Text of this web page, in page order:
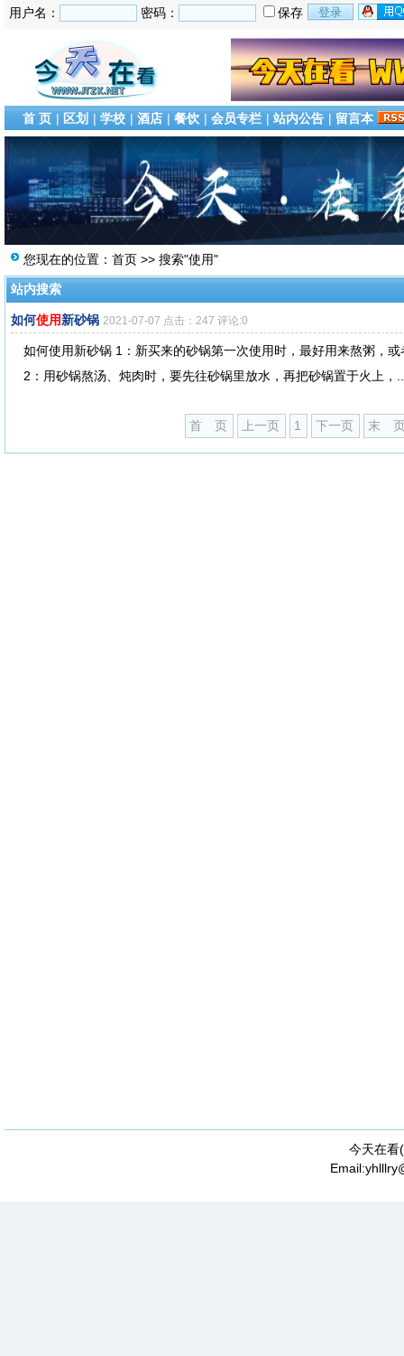
用户名： 密码： 保存
首 页 | 区划 | 学校 | 酒店 | 餐饮 | 会员专栏 | 站内公告 | 留言本
您现在的位置： 首页 >> 搜索"使用"
站内搜索
如何使用新砂锅 2021-07-07 点击：247 评论:0
如何使用新砂锅 1：新买来的砂锅第一次使用时，最好用来熬粥，
2：用砂锅熬汤、炖肉时，要先往砂锅里放水，再把砂锅置于火上，
首 页 上一页 1 下一页 末
今天在看(